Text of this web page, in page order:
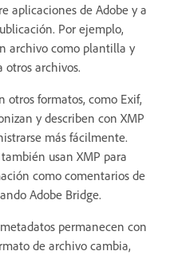
aplicaciones de Adobe y a
Por ejemplo,
archivo como plantilla y
archivos.
otros formatos, como Exif,
y describen con XMP
más fácilmente.
usan XMP para
como comentarios de
Adobe Bridge.
permanecen con
de archivo cambia,